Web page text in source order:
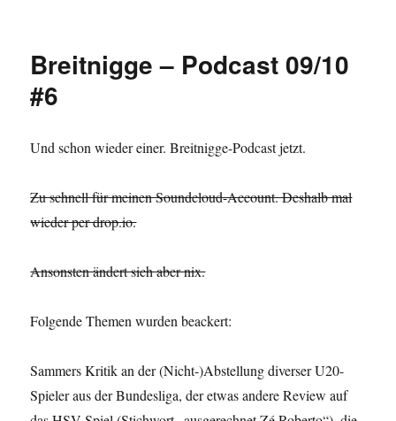
Breitnigge – Podcast 09/10
#6
Und schon wieder einer. Breitnigge-Podcast jetzt.
Zu schnell für meinen Soundcloud-Account. Deshalb mal
wieder per drop.io.
Ansonsten ändert sich aber nix.
Folgende Themen wurden beackert:
Sammers Kritik an der (Nicht-)Abstellung diverser U20-
Spieler aus der Bundesliga, der etwas andere Review auf